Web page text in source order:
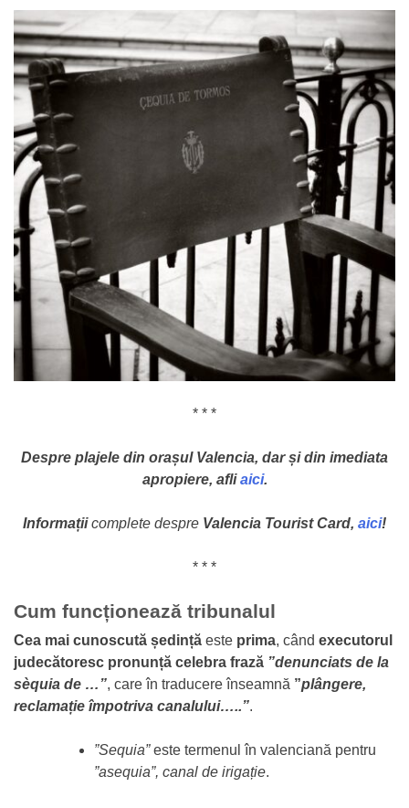
* * *
Despre plajele din orașul Valencia, dar și din imediata
apropiere, afliaici.
Informațiicomplete despre Valencia Tourist Card, aici!
* * *
Cum funcționează tribunalul
Cea mai cunoscută ședință este prima, când executorul
judecătoresc pronunță celebra frază ”denunciats de la
sèquia de …”, care în traducere înseamnă ”plângere,
reclamație împotriva canalului…..”.
”Sequia”este termenul în valenciană pentru
”asequia”, canal de irigație.